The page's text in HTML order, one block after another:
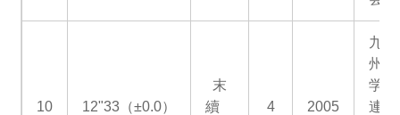
10 12"33（±0.0）
末
續
4 2005
九
州
学
連